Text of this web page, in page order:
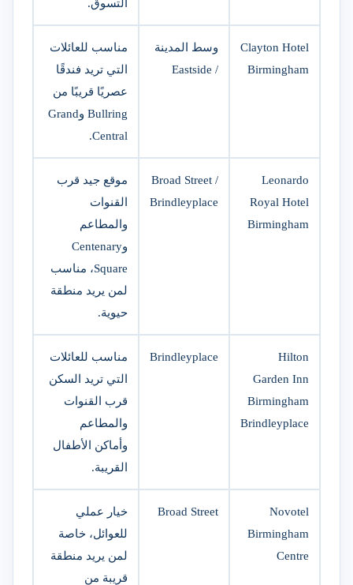
التسوق.
Clayton Hotel
Birmingham
وسط المدينة
/ Eastside
مناسب للعائلات
التي تريد فندقًا
عصريًا قريبًا من
Bullring وGrand
Central.
Leonardo
Royal Hotel
Birmingham
Broad Street /
Brindleyplace
موقع جيد قرب
القنوات
والمطاعم
وCentenary
Square، مناسب
لمن يريد منطقة
حيوية.
Hilton
Garden Inn
Birmingham
Brindleyplace
Brindleyplace
مناسب للعائلات
التي تريد السكن
قرب القنوات
والمطاعم
وأماكن الأطفال
القريبة.
Novotel
Birmingham
Centre
Broad Street
خيار عملي
للعوائل، خاصة
لمن يريد منطقة
قريبة من